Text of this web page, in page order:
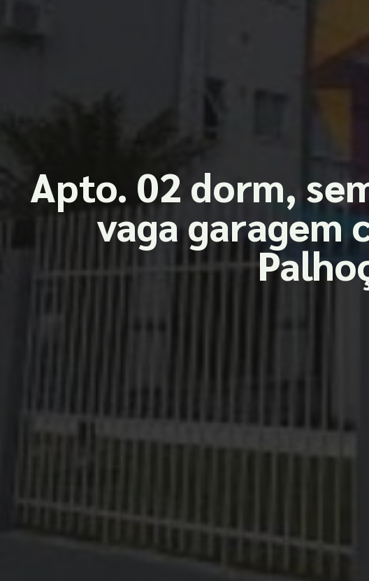
Apto. 02 dorm,
vaga garagem